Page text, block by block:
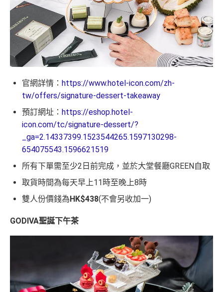
官網詳情： https://www.hotel-icon.com/zh-
tw/offers/signature-dessert-takeaway
預訂網址： https://eshop.hotel-
icon.com/tc/signature-dessert/?
_ga=2.14337399.1523544265.1597130298-
654075543.1596621519
所有下單需至少2日前完成，並於大堂餐廳GREEN自取
取貨時間為每天早上11時至晚上8時
雙人份價錢為HK$438(不會另收加一)
GODIVA聖誕下午茶